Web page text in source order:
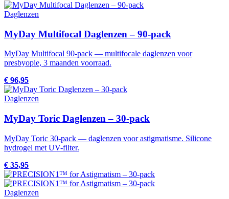
Daglenzen
MyDay Multifocal Daglenzen – 90-pack
MyDay Multifocal 90-pack — multifocale daglenzen voor
presbyopie, 3 maanden voorraad.
€ 96,95
Daglenzen
MyDay Toric Daglenzen – 30-pack
MyDay Toric 30-pack — daglenzen voor astigmatisme. Silicone
hydrogel met UV-filter.
€ 35,95
Daglenzen